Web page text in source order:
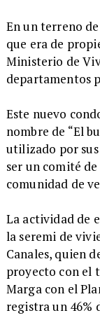
​En un terreno
que era de
Ministerio de
departamentos
Este nuevo
nombre de “El
utilizado por sus
ser un comité
comunidad de
La actividad de
la seremi de
Canales, quien
proyecto con el
Marga con el
registra un 46%